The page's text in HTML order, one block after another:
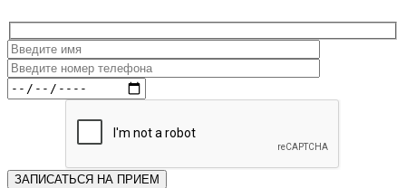
ЗАПИСАТЬСЯ НА ПРИЕМ